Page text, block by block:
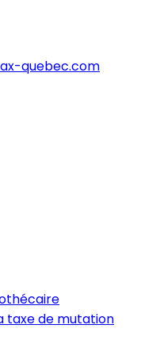
quebec.com
taxe de mutation